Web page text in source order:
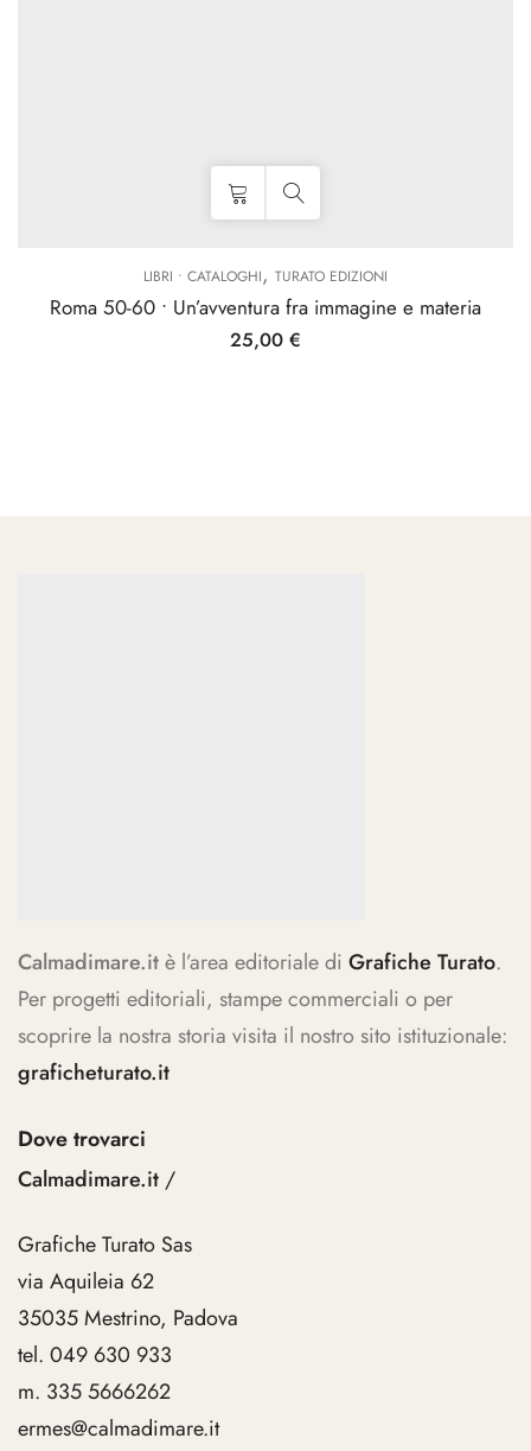
LIBRI • CATALOGHI, TURATO EDIZIONI
Roma 50-60 • Un’avventura fra immagine e materia
25,00 €
Calmadimare.itè l’area editoriale di Grafiche Turato.
Per progetti editoriali, stampe commerciali o per
scoprire la nostra storia visita il nostro sito istituzionale:
graficheturato.it
Dove trovarci
Calmadimare.it /
Grafiche Turato Sas
via Aquileia 62
35035 Mestrino, Padova
tel. 049 630 933
m. 335 5666262
ermes@calmadimare.it